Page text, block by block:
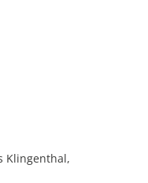
Klingenthal,